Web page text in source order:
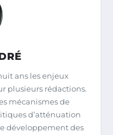
ans les enjeux
plusieurs rédactions.
mécanismes de
d’atténuation
développement des